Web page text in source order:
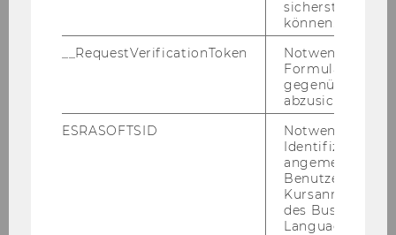
Lectures at WU
(Pu­bli­ca­ti­ons, Pro­jects, Ac­ti­vi­
sicherstellen zu
können.
__RequestVerificationToken
Notwendig, um
gegenüber
abzusichern.
ESRASOFTSID
Notwendig zur
Identifizierung
angemeldeten
Benutzers im
des Business
Language